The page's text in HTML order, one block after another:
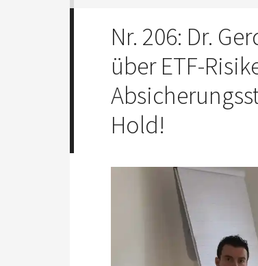
Nr. 206: Dr.
über ETF-
Hold!